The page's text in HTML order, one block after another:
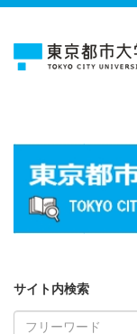
サイト内検索